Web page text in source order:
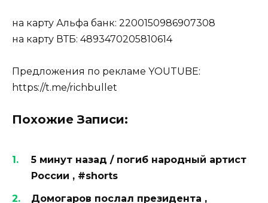
на карту Альфа банк: 2200150986907308
на карту ВТБ: 4893470205810614
Предложения по рекламе YOUTUBE:
https://t.me/richbullet
Похожие Записи:
5 минут назад / погиб народный артист
России , #shorts
Домогаров послал президента ,